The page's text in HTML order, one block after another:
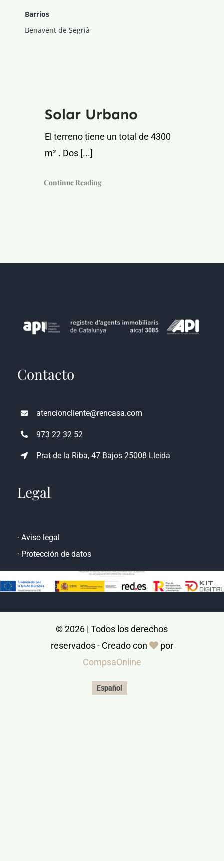
Barrios
Benavent de Segrià
Solar Urbano
El terreno tiene un total de 4300
m² . Dos [...]
Continue Reading
Contacto
atencioncliente@rencasa.com
973 22 32 52
Prat de la Riba, 47 Bajos 25008 Lleida
Legal
· Aviso legal
· Protección de datos
© 2026 | Todos los derechos
reservados - Creado con
por
CompsaOnline
Español